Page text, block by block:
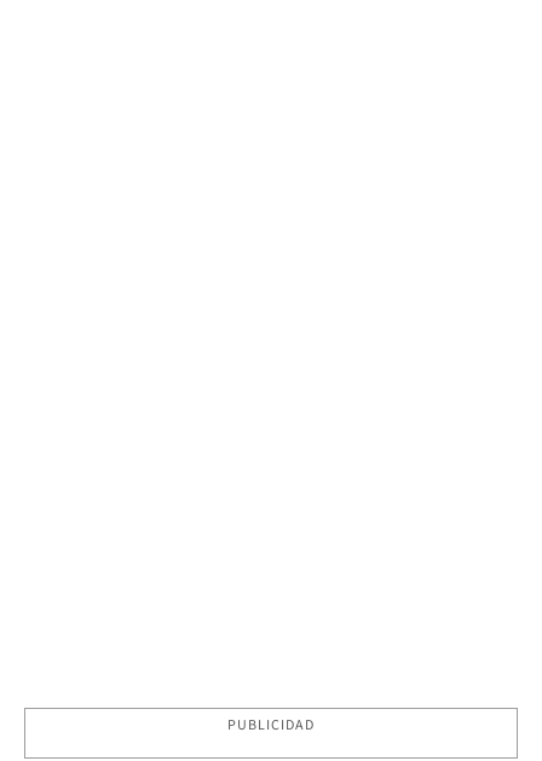
PUBLICIDAD